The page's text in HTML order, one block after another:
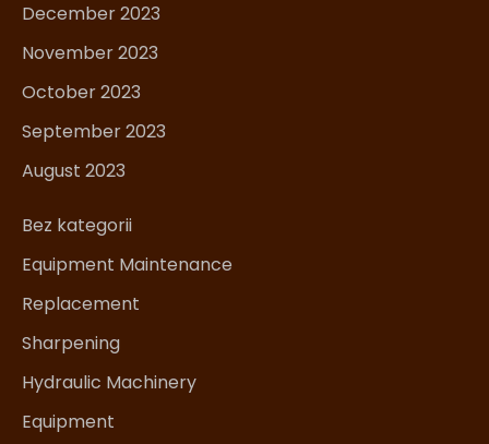
December 2023
November 2023
October 2023
September 2023
August 2023
Bez kategorii
Equipment Maintenance
Replacement
Sharpening
Hydraulic Machinery
Equipment